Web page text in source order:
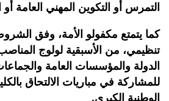
التمرس أو التكوين المهني العامة
كما يتمتع مكفولو الأمة، وفق
تنظيمي، من الأسبقية لولوج
الدولة والمؤسسات العامة
للمشاركة في مباريات الالتحاق
الوطنية الكبرى.